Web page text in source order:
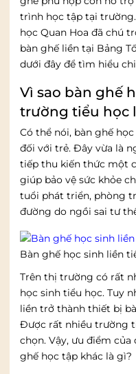
trình học tập tại
học Quan Hoa đã chú
bàn ghế liền tại Bảng
dưới đây để tìm hiểu
Vì sao bàn ghế
trường tiểu học
Có thể nói, bàn ghế
đối với trẻ. Đây vừa là
tiếp thu kiến thức một
giúp bảo vệ sức khỏe
tuổi phát triển, phòng
đường do ngồi sai tư
Bàn ghế học sinh liền
Trên thị trường có rất
học sinh tiểu học. Tuy
liền trở thành thiết bị
Được rất nhiều trường
chọn. Vậy, ưu điểm
ghế học tập khác là gì?